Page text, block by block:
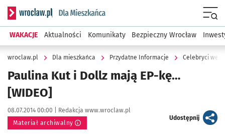
Serwis informacyjny wroclaw.pl podserwis: Dla mieszkańca
WAKACJE Aktualności Komunikaty Bezpieczny Wrocław
wroclaw.pl Dla mieszkańca Przydatne Informacje Celebryci we
Paulina Kut i Dollz mają EP-kę…
[WIDEO]
Data publikacji:
08.07.2014 00:00 | Autor:
Redakcja www.wroclaw.pl
Materiał archiwalny
Udostępnijartykuł